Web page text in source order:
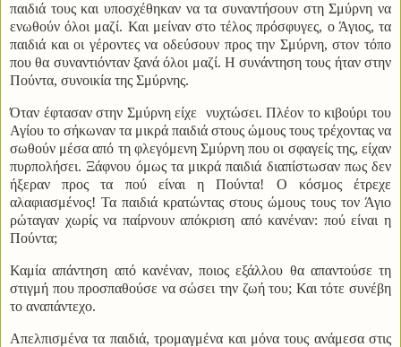
παιδιά τους και υποσχέθηκαν να τα συναντήσουν στη Σμύρνη να
ενωθούν όλοι μαζί. Και μείναν στο τέλος πρόσφυγες, ο Άγιος, τα
παιδιά και οι γέροντες να οδεύσουν προς την Σμύρνη, στον τόπο
που θα συναντιόνταν ξανά όλοι μαζί. Η συνάντηση τους ήταν στην
Πούντα, συνοικία της Σμύρνης.
Όταν έφτασαν στην Σμύρνη είχε
νυχτώσει. Πλέον το κιβούρι του
Αγίου το σήκωναν τα μικρά παιδιά στους ώμους τους τρέχοντας να
σωθούν μέσα από τη φλεγόμενη Σμύρνη που οι σφαγείς της, είχαν
πυρπολήσει. Ξάφνου όμως τα μικρά παιδιά διαπίστωσαν πως δεν
ήξεραν προς τα πού είναι η Πούντα! Ο κόσμος έτρεχε
αλαφιασμένος! Τα παιδιά κρατώντας στους ώμους τους τον Άγιο
ρώταγαν χωρίς να παίρνουν απόκριση από κανέναν: πού είναι η
Πούντα;
Καμία απάντηση από κανέναν, ποιος εξάλλου θα απαντούσε τη
στιγμή που προσπαθούσε να σώσει την ζωή του; Και τότε συνέβη
το αναπάντεχο.
Απελπισμένα τα παιδιά, τρομαγμένα και μόνα τους ανάμεσα στις